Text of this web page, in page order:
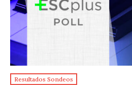
Resultados Sondeos